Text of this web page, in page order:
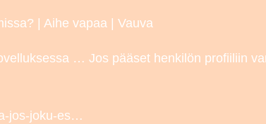
| Aihe vapaa | Vauva
… Jos pääset henkilön profiiliin
jos-joku-es…